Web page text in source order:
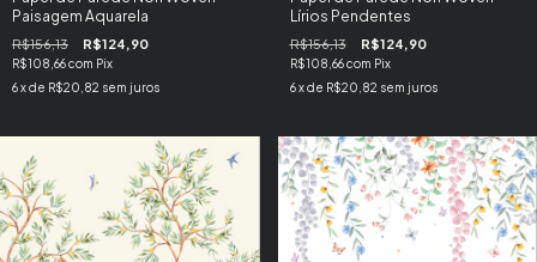
Paisagem Aquarela
R$156,13 R$124,90
R$108,66com Pix
6x de R$20,82 sem juros
Lírios Pendentes
R$156,13 R$124,90
R$108,66com Pix
6 x de R$20,82 sem juros